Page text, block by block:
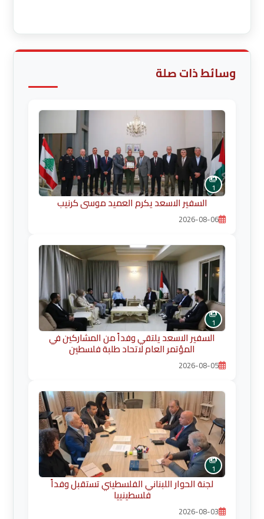
وسائط ذات صلة
1
السفير الاسعد يكرم العميد موسى كرنيب
2026-08-06
1
السفير الاسعد يلتقي وفداً من المشاركين في
المؤتمر العام لاتحاد طلبة فلسطين
2026-08-05
1
لجنة الحوار اللبناني الفلسطيني تستقبل وفداً
فلسطينييا
2026-08-03